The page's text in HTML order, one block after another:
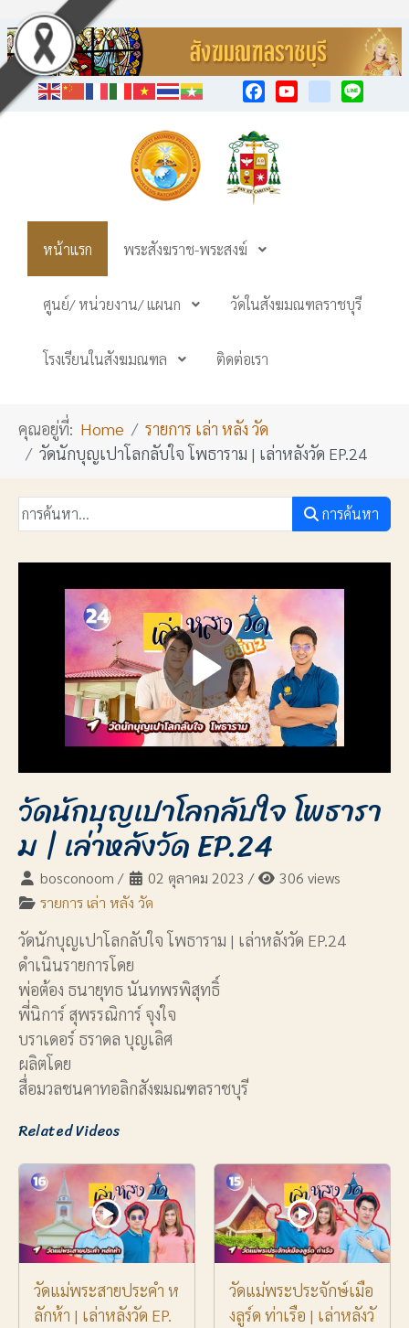
หน้าแรก พระสังฆราช-พระสงฆ์
ศูนย์/ หน่วยงาน/ แผนก วัดในสังฆมณฑลราชบุรี
โรงเรียนในสังฆมณฑล ติดต่อเรา
คุณอยู่ที่: Home
รายการ เล่า หลัง วัด
วัดนักบุญเปาโลกลับใจ โพธาราม | เล่าหลังวัด EP.24
การค้นหา
วัดนักบุญเปาโลกลับใจ โพธารา
ม | เล่าหลังวัด EP.24
bosconoom / 02 ตุลาคม 2023 /
306 views
รายการ เล่า หลัง วัด
วัดนักบุญเปาโลกลับใจ โพธาราม | เล่าหลังวัด EP.24
ดำเนินรายการโดย
พ่อต้อง ธนายุทธ นันทพรพิสุทธิ์
พี่นิการ์ สุพรรณิการ์ จุงใจ
บราเดอร์ ธราดล บุญเลิศ
ผลิตโดย
สื่อมวลชนคาทอลิกสังฆมณฑลราชบุรี
Related Videos
วัดแม่พระสายประคำ ห
ลักห้า | เล่าหลังวัด EP.
วัดแม่พระประจักษ์เมือ
งลูร์ด ท่าเรือ | เล่าหลังวั